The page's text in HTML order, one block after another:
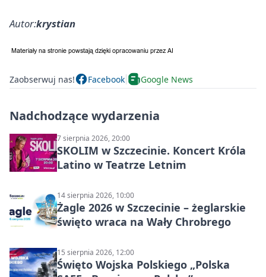
Autor:krystian
Zaobserwuj nas! Facebook Google News
Nadchodzące wydarzenia
7 sierpnia 2026, 20:00
SKOLIM w Szczecinie. Koncert Króla
Latino w Teatrze Letnim
14 sierpnia 2026, 10:00
Żagle 2026 w Szczecinie – żeglarskie
święto wraca na Wały Chrobrego
15 sierpnia 2026, 12:00
Święto Wojska Polskiego „Polska